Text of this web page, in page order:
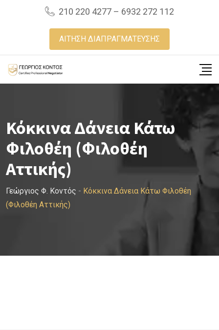
210 220 4277 – 6932 272 112
ΑΙΤΗΣΗ ΔΙΑΠΡΑΓΜΑΤΕΥΣΗΣ
Κόκκινα Δάνεια Κάτω
Φιλοθέη (Φιλοθέη
Αττικής)
Γεώργιος Φ. Κοντός - Κόκκινα Δάνεια Κάτω Φιλοθέη
(Φιλοθέη Αττικής)